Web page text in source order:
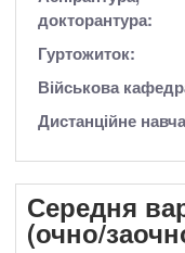
докторантура:
Гуртожиток:
Військова
Дистанційне
Середня
(очно/